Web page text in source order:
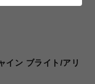
イン ブライト/アリ